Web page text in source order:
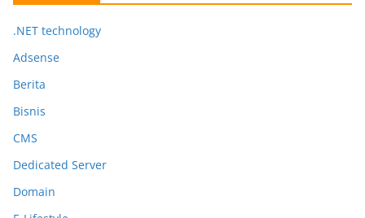
.NET technology
Adsense
Berita
Bisnis
CMS
Dedicated Server
Domain